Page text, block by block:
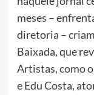
meses –
diretoria –
Baixada, que
Artistas, como
e Edu Costa,